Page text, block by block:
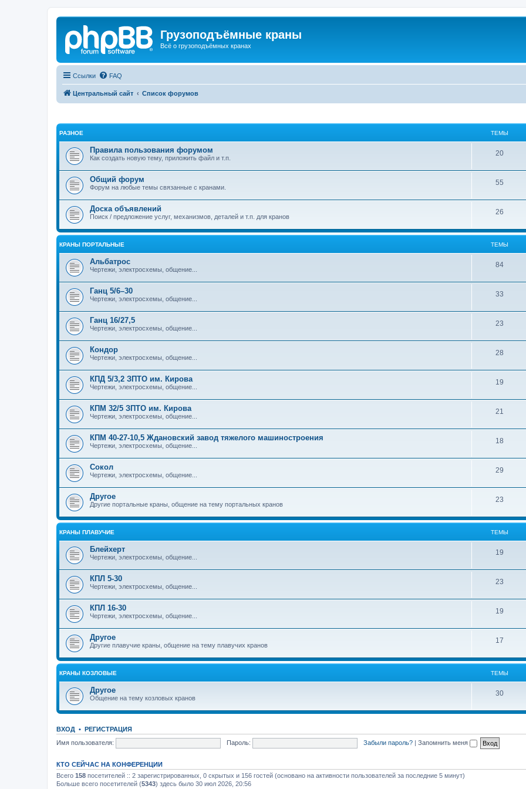
Грузоподъёмные краны
Всё о грузоподъёмных кранах
Ссылки FAQ
Центральный сайт Список форумов
РАЗНОЕ ТЕМЫ
Правила пользования форумом
Как создать новую тему, приложить файл и т.п.
20
Общий форум
Форум на любые темы связанные с кранами.
55
Доска объявлений
Поиск / предложение услуг, механизмов, деталей и т.п. для кранов
26
КРАНЫ ПОРТАЛЬНЫЕ ТЕМЫ
Альбатрос
Чертежи, электросхемы, общение...
84
Ганц 5/6–30
Чертежи, электросхемы, общение...
33
Ганц 16/27,5
Чертежи, электросхемы, общение...
23
Кондор
Чертежи, электросхемы, общение...
28
КПД 5/3,2 ЗПТО им. Кирова
Чертежи, электросхемы, общение...
19
КПМ 32/5 ЗПТО им. Кирова
Чертежи, электросхемы, общение...
21
КПМ 40-27-10,5 Ждановский завод тяжелого машиностроения
Чертежи, электросхемы, общение...
18
Сокол
Чертежи, электросхемы, общение...
29
Другое
Другие портальные краны, общение на тему портальных кранов
23
КРАНЫ ПЛАВУЧИЕ ТЕМЫ
Блейхерт
Чертежи, электросхемы, общение...
19
КПЛ 5-30
Чертежи, электросхемы, общение...
23
КПЛ 16-30
Чертежи, электросхемы, общение...
19
Другое
Другие плавучие краны, общение на тему плавучих кранов
17
КРАНЫ КОЗЛОВЫЕ ТЕМЫ
Другое
Общение на тему козловых кранов
30
ВХОД • РЕГИСТРАЦИЯ
Имя пользователя:
Пароль: Забыли пароль? | Запомнить меня
КТО СЕЙЧАС НА КОНФЕРЕНЦИИ
Всего 158 посетителей :: 2 зарегистрированных, 0 скрытых и 156 гостей (основано на активности пользователей за последние 5 минут)
Больше всего посетителей (5343) здесь было 30 июл 2026, 20:56